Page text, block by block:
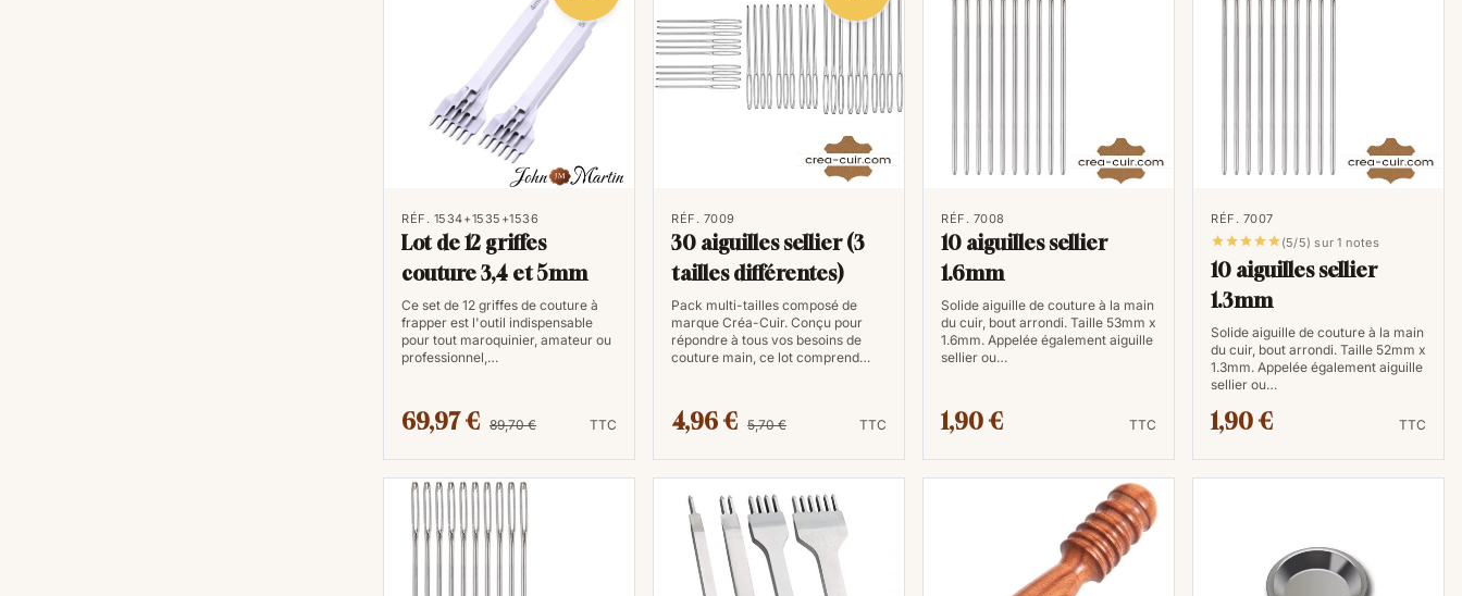
RÉF. 1534+1535+1536
Lot de 12 griffes
couture 3,4 et 5mm
Ce set de 12 griffes de couture à
frapper est l'outil indispensable
pour tout maroquinier, amateur ou
professionnel,…
69,97 € 89,70 € TTC
RÉF. 7009
30 aiguilles sellier (3
tailles différentes)
Pack multi-tailles composé de
marque Créa-Cuir. Conçu pour
répondre à tous vos besoins de
couture main, ce lot comprend…
4,96 € 5,70 € TTC
RÉF. 7008
10 aiguilles sellier
1.6mm
Solide aiguille de couture à la main
du cuir, bout arrondi. Taille 53mm x
1.6mm. Appelée également aiguille
sellier ou…
1,90 € TTC
RÉF. 7007
(5/5) sur 1 notes
10 aiguilles sellier
1.3mm
Solide aiguille de couture à la main
du cuir, bout arrondi. Taille 52mm x
1.3mm. Appelée également aiguille
sellier ou…
1,90 € TTC